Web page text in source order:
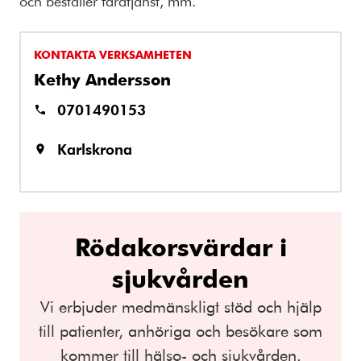
KONTAKTA VERKSAMHETEN
Kethy Andersson
0701490153
Karlskrona
Rödakorsvärdar i
sjukvården
Vi erbjuder medmänskligt stöd och hjälp
till patienter, anhöriga och besökare som
kommer till hälso- och sjukvården.